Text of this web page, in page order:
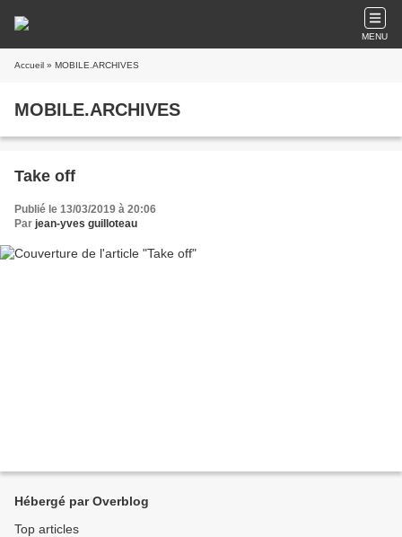
MENU
Accueil » MOBILE.ARCHIVES
MOBILE.ARCHIVES
Take off
Publié le 13/03/2019 à 20:06
Par jean-yves guilloteau
Hébergé par Overblog
Top articles